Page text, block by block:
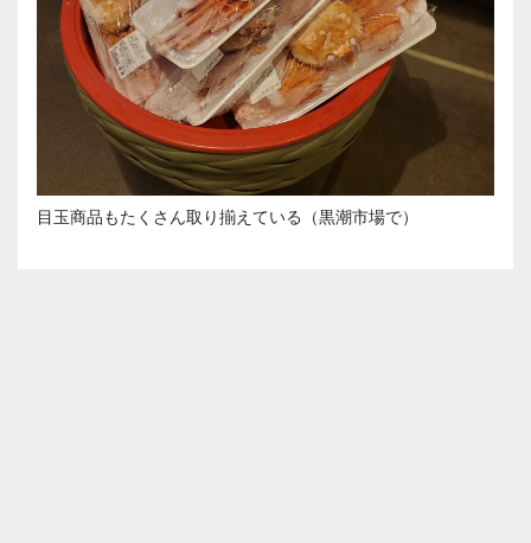
目玉商品もたくさん取り揃えている（黒潮市場で）